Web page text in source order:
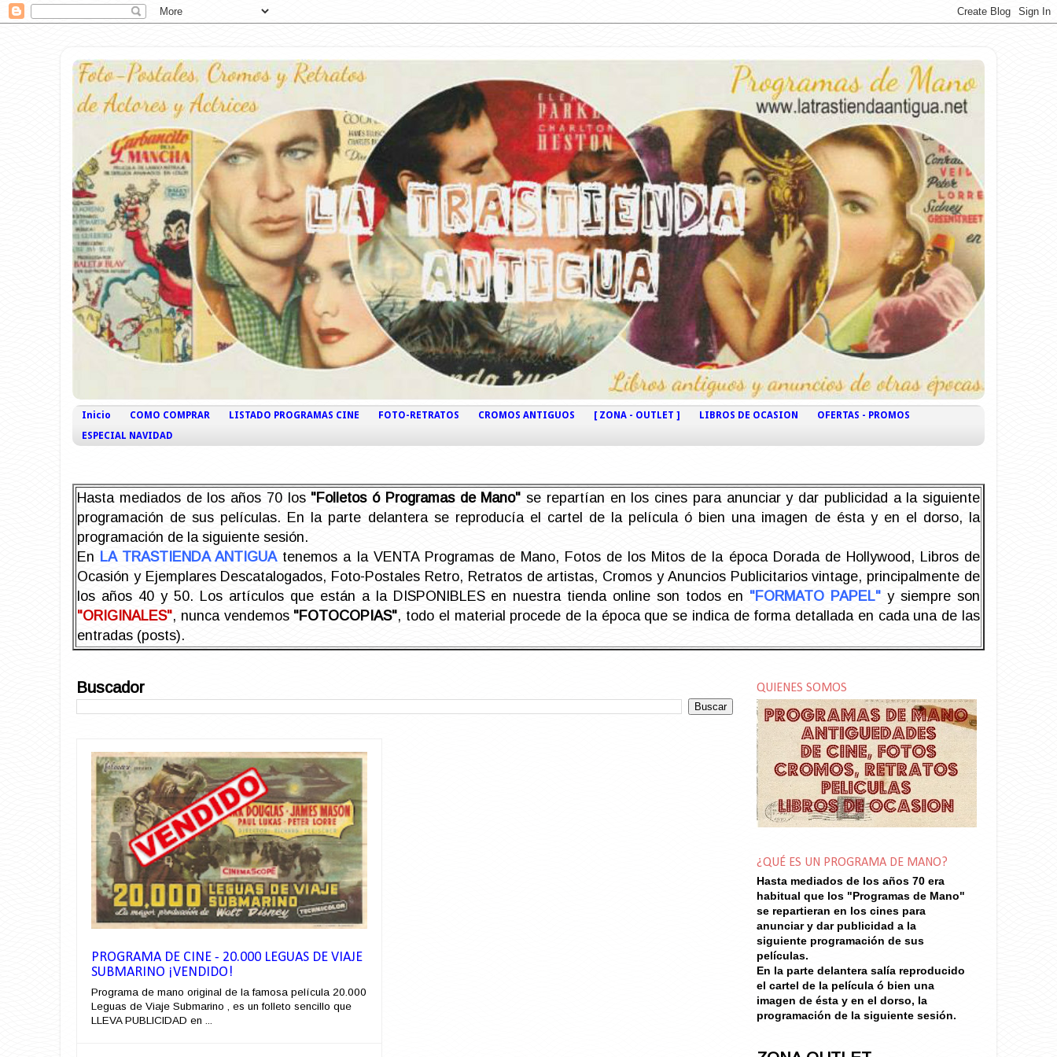
Inicio COMO COMPRAR LISTADO PROGRAMAS CINE FOTO-RETRATOS CROMOS ANTIGUOS [ ZONA - OUTLET ] LIBROS DE OCASION
OFERTAS - PROMOS
ESPECIAL NAVIDAD
Hasta mediados de los años 70 los "Folletos ó Programas de Mano" se repartían en los cines para anunciar y dar publicidad a la siguiente
programación de sus películas. En la parte delantera se reproducía el cartel de la película ó bien una imagen de ésta y en el dorso, la
programación de la siguiente sesión.
En LA TRASTIENDA ANTIGUAtenemos a la VENTA Programas de Mano, Fotos de los Mitos de la época Dorada de Hollywood, Libros de
Ocasión y Ejemplares Descatalogados, Foto-Postales Retro, Retratos de artistas, Cromos y Anuncios Publicitarios vintage, principalmente de
los años 40 y 50. Los artículos que están a la DISPONIBLES en nuestra tienda online son todos en "FORMATO PAPEL" y siempre son
"ORIGINALES", nunca vendemos "FOTOCOPIAS", todo el material procede de la época que se indica de forma detallada en cada una de las
entradas (posts).
Buscador
PROGRAMA DE CINE - 20.000 LEGUAS DE VIAJE
SUBMARINO ¡VENDIDO!
Programa de mano original de la famosa película 20.000
Leguas de Viaje Submarino , es un folleto sencillo que
LLEVA PUBLICIDAD en ...
QUIENES SOMOS
¿QUÉ ES UN PROGRAMA DE MANO?
Hasta mediados de los años 70 era
habitual que los "Programas de Mano"
se repartieran en los cines para
anunciar y dar publicidad a la
siguiente programación de sus
películas.
En la parte delantera salía reproducido
el cartel de la película ó bien una
imagen de ésta y en el dorso, la
programación de la siguiente sesión.